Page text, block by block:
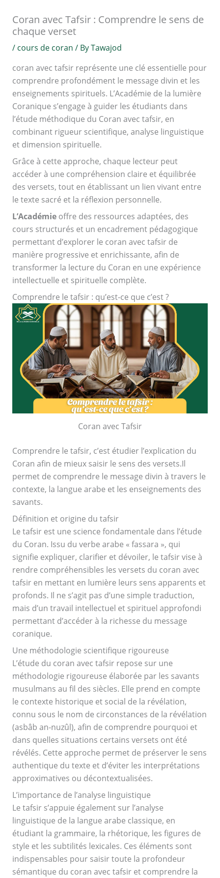
Coran avec Tafsir : Comprendre le sens de
chaque verset
/ cours de coran / ByTawajod
coran avec tafsir représente une clé essentielle pour
comprendre profondément le message divin et les
enseignements spirituels. L’Académie de la lumière
Coranique s’engage à guider les étudiants dans
l’étude méthodique du Coran avec tafsir, en
combinant rigueur scientifique, analyse linguistique
et dimension spirituelle.
Grâce à cette approche, chaque lecteur peut
accéder à une compréhension claire et équilibrée
des versets, tout en établissant un lien vivant entre
le texte sacré et la réflexion personnelle.
L’Académieoffre des ressources adaptées, des
cours structurés et un encadrement pédagogique
permettant d’explorer le coran avec tafsir de
manière progressive et enrichissante, afin de
transformer la lecture du Coran en une expérience
intellectuelle et spirituelle complète.
Comprendre le tafsir : qu’est-ce que c’est ?
Coran avec Tafsir
Comprendre le tafsir, c’est étudier l’explication du
Coran afin de mieux saisir le sens des versets.Il
permet de comprendre le message divin à travers le
contexte, la langue arabe et les enseignements des
savants.
Définition et origine du tafsir
Le tafsir est une science fondamentale dans l’étude
du Coran. Issu du verbe arabe « fassara », qui
signifie expliquer, clarifier et dévoiler, le tafsir vise à
rendre compréhensibles les versets du coran avec
tafsir en mettant en lumière leurs sens apparents et
profonds. Il ne s’agit pas d’une simple traduction,
mais d’un travail intellectuel et spirituel approfondi
permettant d’accéder à la richesse du message
coranique.
Une méthodologie scientifique rigoureuse
L’étude du coran avec tafsir repose sur une
méthodologie rigoureuse élaborée par les savants
musulmans au fil des siècles. Elle prend en compte
le contexte historique et social de la révélation,
connu sous le nom de circonstances de la révélation
(asbâb an-nuzûl), afin de comprendre pourquoi et
dans quelles situations certains versets ont été
révélés. Cette approche permet de préserver le sens
authentique du texte et d’éviter les interprétations
approximatives ou décontextualisées.
L’importance de l’analyse linguistique
Le tafsir s’appuie également sur l’analyse
linguistique de la langue arabe classique, en
étudiant la grammaire, la rhétorique, les figures de
style et les subtilités lexicales. Ces éléments sont
indispensables pour saisir toute la profondeur
sémantique du coran avec tafsir et comprendre la